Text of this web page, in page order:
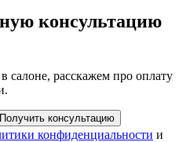
консультацию
салоне, расскажем про оплату
Получить консультацию
конфиденциальности и